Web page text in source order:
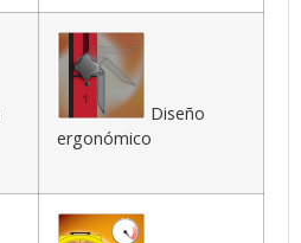
Diseño
ergonómico